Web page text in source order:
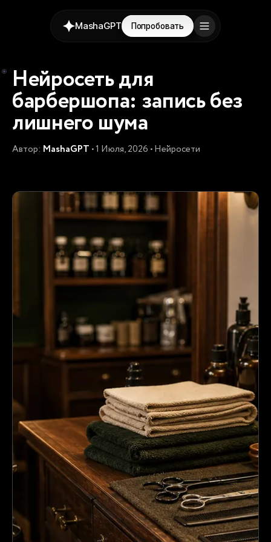
MashaGPT Попробовать
Нейросеть для
барбершопа: запись без
лишнего шума
Автор: MashaGPT • 1 Июля, 2026 • Нейросети